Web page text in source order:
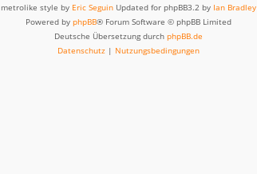
metrolike style by Eric Seguin Updated for phpBB3.2 by Ian Bradley
Powered by phpBB® Forum Software © phpBB Limited
Deutsche Übersetzung durch phpBB.de
Datenschutz | Nutzungsbedingungen